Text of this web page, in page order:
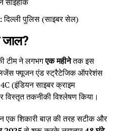
दिल्ली पुलिस (साइबर सेल)
जाल?
टीम ने लगभगएक महीनेतक इस
फ्यूजन एंड स्ट्रैटेजिक ऑपरेशंस
(इंडियन साइबर क्राइम
तकनीकी विश्लेषण किया।
एक शिकारी बाज़ की तरह सटीक और